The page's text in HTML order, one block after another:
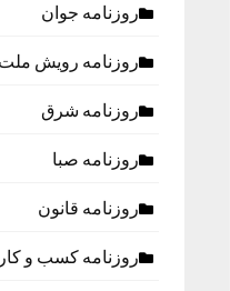
روزنامه جوان
روزنامه رویش ملت
روزنامه شرق
روزنامه صبا
روزنامه قانون
روزنامه كسب و كار